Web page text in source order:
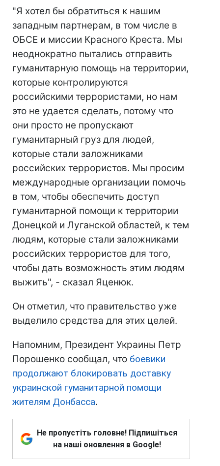
"Я хотел бы обратиться к нашим
западным партнерам, в том числе в
ОБСЕ и миссии Красного Креста. Мы
неоднократно пытались отправить
гуманитарную помощь на территории,
которые контролируются
российскими террористами, но нам
это не удается сделать, потому что
они просто не пропускают
гуманитарный груз для людей,
которые стали заложниками
российских террористов. Мы просим
международные организации помочь
в том, чтобы обеспечить доступ
гуманитарной помощи к территории
Донецкой и Луганской областей, к тем
людям, которые стали заложниками
российских террористов для того,
чтобы дать возможность этим людям
выжить", - сказал Яценюк.
Он отметил, что правительство уже
выделило средства для этих целей.
Напомним, Президент Украины Петр
Порошенко сообщал, что боевики
продолжают блокировать доставку
украинской гуманитарной помощи
жителям Донбасса.
Не пропустіть головне! Підпишіться
на наші оновлення в Google!